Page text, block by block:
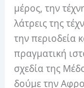
μέρος, την
λάτρεις της
την περιοδεία
πραγματική
σχεδία της
δούμε την